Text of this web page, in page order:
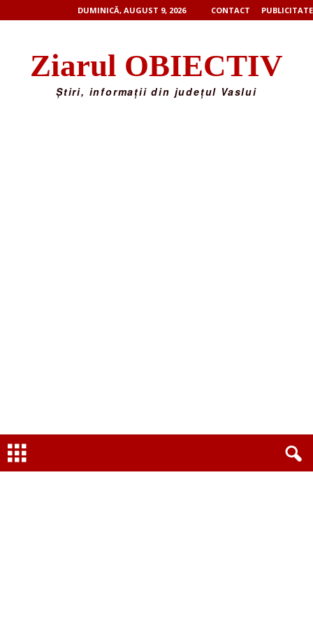
DUMINICĂ, AUGUST 9, 2026 CONTACT PUBLICITATE
Ziarul OBIECTIV
Știri, informații din județul Vaslui